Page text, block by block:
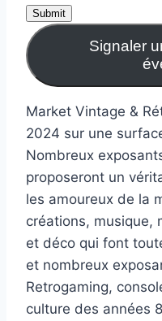
Submit
Signaler
Market Vintage &
2024 sur une
Nombreux
proposeront un
les amoureux de la
créations, musique,
et déco qui font
et nombreux
Retrogaming,
culture des années